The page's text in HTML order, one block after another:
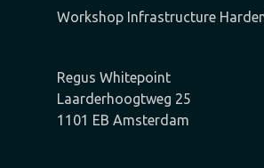
Workshop Infrastructure
Regus Whitepoint
Laarderhoogtweg 25
1101 EB Amsterdam